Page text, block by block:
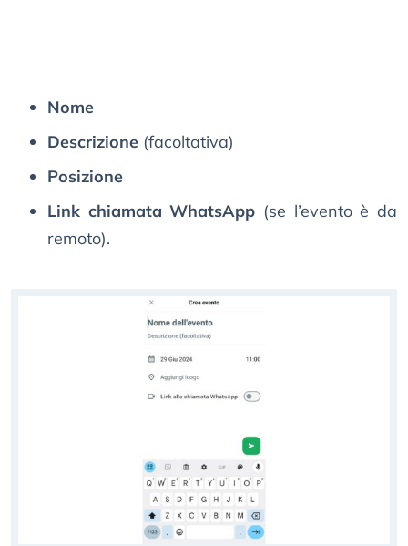
Nome
Descrizione (facoltativa)
Posizione
Link chiamata WhatsApp (se l’evento è da
remoto).